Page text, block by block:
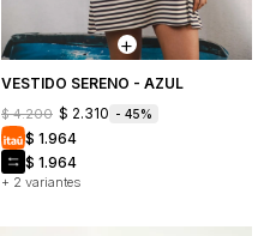
VESTIDO SERENO - AZUL
+ 2 variantes
$ 4.200 $ 2.310 45
$ 1.964
$ 1.964